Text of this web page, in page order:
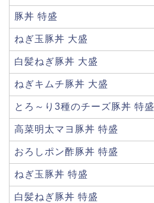
豚丼 特盛
ねぎ玉豚丼 大盛
白髪ねぎ豚丼 大盛
ねぎキムチ豚丼 大盛
とろ～り3種のチーズ豚丼 特盛
高菜明太マヨ豚丼 特盛
おろしポン酢豚丼 特盛
ねぎ玉豚丼 特盛
白髪ねぎ豚丼 特盛